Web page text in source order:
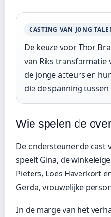
CASTING VAN JONG
De keuze voor Thor
van Riks transformatie
de jonge acteurs en
die de spanning
Wie spelen de
De ondersteunende cast
speelt Gina, de
Pieters, Loes Haverkort
Gerda, vrouwelijke
In de marge van het